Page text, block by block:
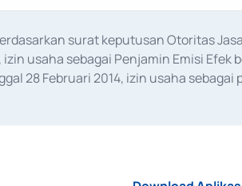
surat keputusan Otoritas
usaha sebagai Penjamin Emisi
28 Februari 2014, izin usaha sebagai